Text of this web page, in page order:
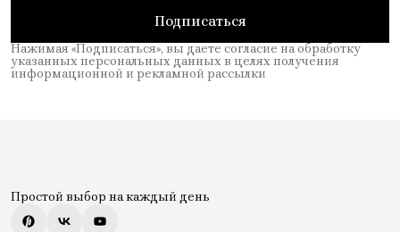
Подписаться
Нажимая «Подписаться», вы даете согласие на обработку
указанных персональных данных в целях получения
информационной и рекламной рассылки
Простой выбор на каждый день